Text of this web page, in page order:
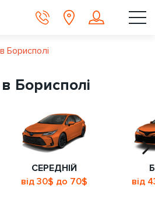
Борисполі
Борисполі
СЕРЕДНІЙ
від 30$ до 70$
від